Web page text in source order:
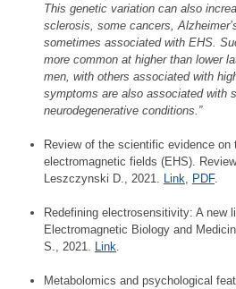
This genetic variation can also
sclerosis, some cancers,
sometimes associated with EHS.
more common at higher than lower
men, with others associated with
symptoms are also associated with
neurodegenerative conditions.”
Review of the scientific evidence
electromagnetic fields (EHS).
Leszczynski D., 2021. Link, PDF.
Redefining electrosensitivity: A new
Electromagnetic Biology and
S., 2021. Link.
Metabolomics and psychological